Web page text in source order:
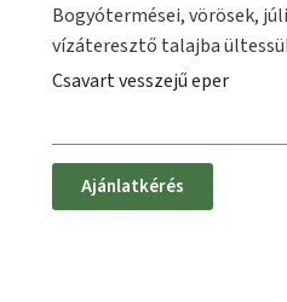
Bogyótermései, vörösek,
vízáteresztő talajba
Csavart vesszejű eper
Ajánlatkérés